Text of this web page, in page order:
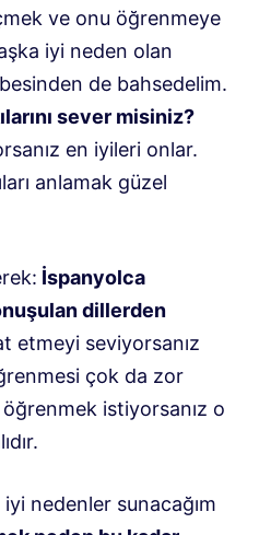
ve onu öğrenmeye
iyi neden olan
de bahsedelim.
sever misiniz?
en iyileri onlar.
anlamak güzel
İspanyolca
dillerden
etmeyi seviyorsanız
çok da zor
istiyorsanız o
iyi nedenler sunacağım